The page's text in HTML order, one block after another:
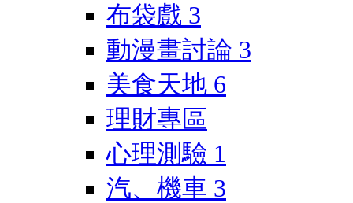
布袋戲 3
動漫畫討論 3
美食天地 6
理財專區
心理測驗 1
汽、機車 3